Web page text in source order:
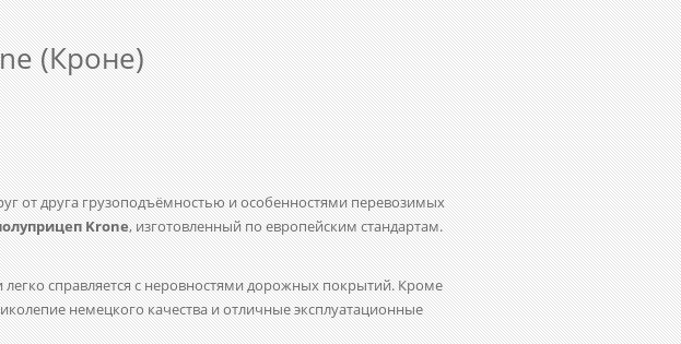
(Кроне)
от друга грузоподъёмностью и особенностями перевозимых
Krone, изготовленный по европейским стандартам.
справляется с неровностями дорожных покрытий. Кроме
немецкого качества и отличные эксплуатационные